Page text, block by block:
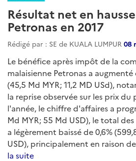
Résultat net en
Petronas en 2017
Rédigé par : SE de KUALA LUMPUR 08
Le bénéfice après impôt de la
malaisienne Petronas a augmenté
(45,5 Md MYR; 11,2 MD USd),
la reprise observée sur les prix
l'année, le chiffre d'affaires a
Md MYR; 55 Md USD), le total
a légèrement baissé de 0,6%
USD), principalement en raison
la suite